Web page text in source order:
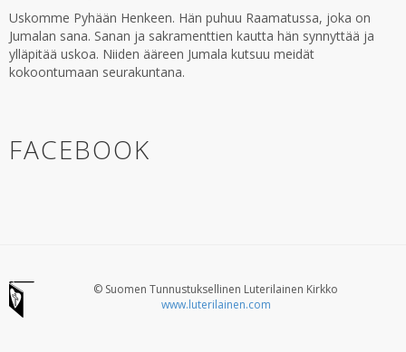
Uskomme Pyhään Henkeen. Hän puhuu Raamatussa, joka on
Jumalan sana. Sanan ja sakramenttien kautta hän synnyttää ja
ylläpitää uskoa. Niiden ääreen Jumala kutsuu meidät
kokoontumaan seurakuntana.
FACEBOOK
© Suomen Tunnustuksellinen Luterilainen Kirkko
www.luterilainen.com